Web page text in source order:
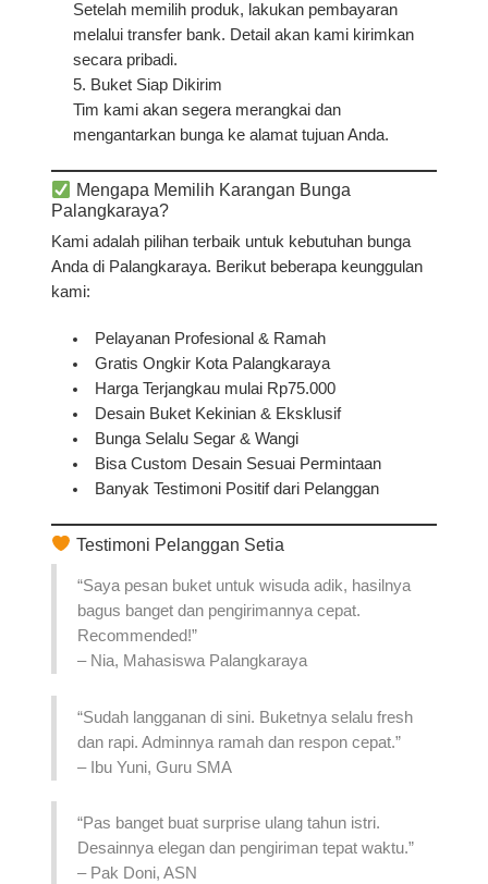
Setelah memilih produk, lakukan pembayaran
melalui transfer bank. Detail akan kami kirimkan
secara pribadi.
Buket Siap Dikirim
Tim kami akan segera merangkai dan
mengantarkan bunga ke alamat tujuan Anda.
Mengapa Memilih Karangan Bunga
Palangkaraya?
Kami adalah pilihan terbaik untuk kebutuhan bunga
Anda di Palangkaraya. Berikut beberapa keunggulan
kami:
Pelayanan Profesional & Ramah
Gratis Ongkir Kota Palangkaraya
Harga Terjangkau mulai Rp75.000
Desain Buket Kekinian & Eksklusif
Bunga Selalu Segar & Wangi
Bisa Custom Desain Sesuai Permintaan
Banyak Testimoni Positif dari Pelanggan
Testimoni Pelanggan Setia
“Saya pesan buket untuk wisuda adik, hasilnya
bagus banget dan pengirimannya cepat.
Recommended!”
– Nia, Mahasiswa Palangkaraya
“Sudah langganan di sini. Buketnya selalu fresh
dan rapi. Adminnya ramah dan respon cepat.”
– Ibu Yuni, Guru SMA
“Pas banget buat surprise ulang tahun istri.
Desainnya elegan dan pengiriman tepat waktu.”
– Pak Doni, ASN